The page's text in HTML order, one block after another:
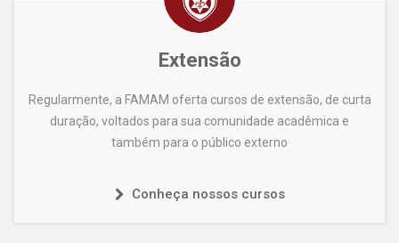
Extensão
Regularmente, a FAMAM oferta cursos de extensão, de curta
duração, voltados para sua comunidade acadêmica e
também para o público externo
Conheça nossos cursos